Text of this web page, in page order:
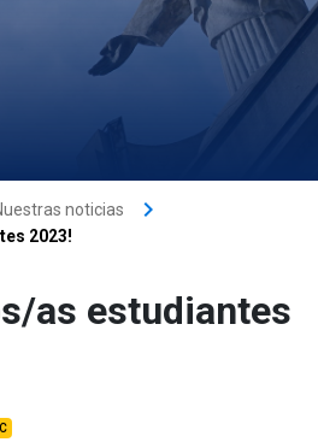
noticias keyboard_arrow_right
2023!
as estudiantes